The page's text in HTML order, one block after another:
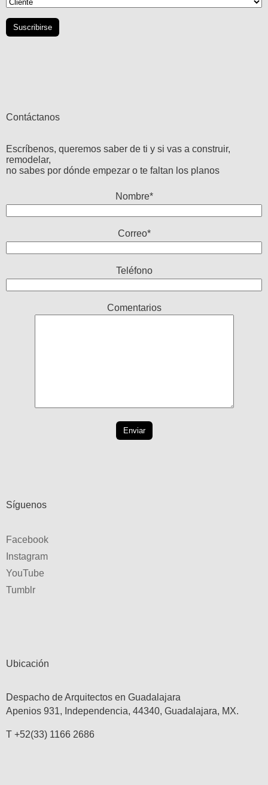
Contáctanos
Escríbenos, queremos saber de ti y si vas a construir,
remodelar,
no sabes por dónde empezar o te faltan los planos
Nombre*
Correo*
Teléfono
Comentarios
Síguenos
Facebook
Instagram
YouTube
Tumblr
Ubicación
Despacho de Arquitectos en Guadalajara
Apenios 931, Independencia, 44340, Guadalajara, MX.
T +52(33) 1166 2686